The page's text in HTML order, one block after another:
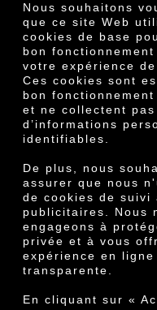
Nous souhaitons
que ce site Web
cookies de base
bon
votre expérience
Ces cookies sont
bon
et ne collectent pas
d’informations
identifiables.
De plus, nous
assurer que nous
de cookies de suivi
publicitaires. Nous
engageons à
privée et à vous
expérience en
transparente.
En cliquant sur «
Certificats
Prix
Innovation